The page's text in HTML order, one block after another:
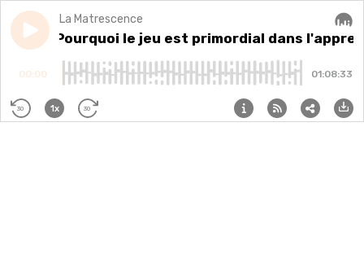
Play episodeEP140 - Pourquoi le jeu est primordial dans
La Matrescence
- Pourquoi le jeu est primordial dans
00:00 01:08:33
30 1x 30